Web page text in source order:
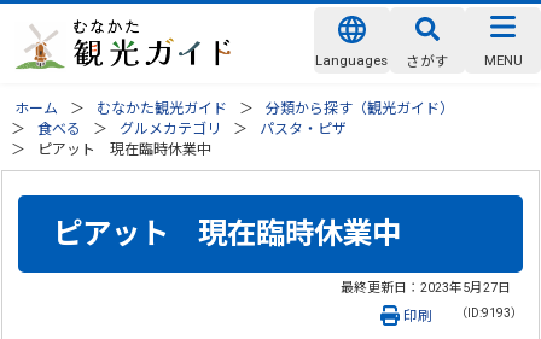
Languages さがす MENU
ホーム むなかた観光ガイド
分類から探す（観光ガイド）
食べる
グルメカテゴリ
パスタ・ピザ
ピアット 現在臨時休業中
ピアット 現在臨時休業中
最終更新日： 2023年5月27日
（ID:9193）
印刷